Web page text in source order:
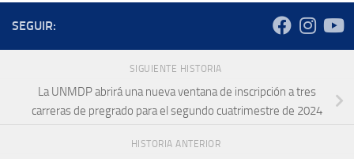
SEGUIR:
SIGUIENTE HISTORIA
La UNMDP abrirá una nueva ventana de inscripción a tres
carreras de pregrado para el segundo cuatrimestre de 2024
HISTORIA ANTERIOR